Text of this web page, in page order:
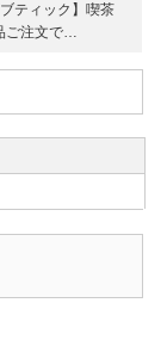
ブティック】喫茶
ご注文で…